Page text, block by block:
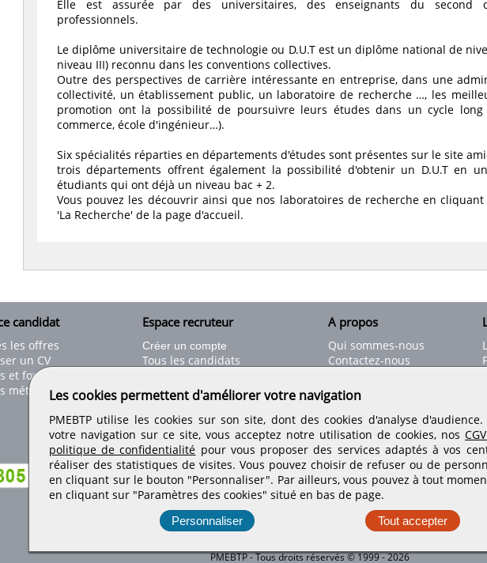
Elle est assurée par des universitaires, des enseignants du second
professionnels.
Le diplôme universitaire de technologie ou D.U.T est un diplôme national de
niveau III) reconnu dans les conventions collectives.
Outre des perspectives de carrière intéressante en entreprise, dans une
collectivité, un établissement public, un laboratoire de recherche …, les
promotion ont la possibilité de poursuivre leurs études dans un cycle long
commerce, école d'ingénieur…).
Six spécialités réparties en départements d'études sont présentes sur le site
trois départements offrent également la possibilité d'obtenir un D.U.T en
étudiants qui ont déjà un niveau bac + 2.
Vous pouvez les découvrir ainsi que nos laboratoires de recherche en
'La Recherche' de la page d'accueil.
candidat
les offres
un CV
et formations
métiers
Espace recruteur
Créer un compte
Tous les candidats
Déposer une offre de stage
Nos tarifs
A propos
Qui sommes-nous
Contactez-nous
Informations légales
Conditions générales
Rejoignez nos équipes
Retrouvez-nous sur les réseaux sociaux
PMEBTP - Tous droits réservés © 1999 - 2026
Les cookies permettent d'améliorer votre navigation
PMEBTP utilise les cookies sur son site, dont des cookies d'analyse
votre navigation sur ce site, vous acceptez notre utilisation de cookies, nos
politique de confidentialité pour vous proposer des services adaptés à vos
réaliser des statistiques de visites. Vous pouvez choisir de refuser ou de
en cliquant sur le bouton "Personnaliser". Par ailleurs, vous pouvez à tout
en cliquant sur "Paramètres des cookies" situé en bas de page.
Personnaliser Tout accepter